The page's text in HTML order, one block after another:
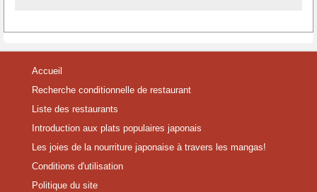
Accueil
Recherche conditionnelle de restaurant
Liste des restaurants
Introduction aux plats populaires japonais
Les joies de la nourriture japonaise à travers les mangas!
Conditions d'utilisation
Politique du site